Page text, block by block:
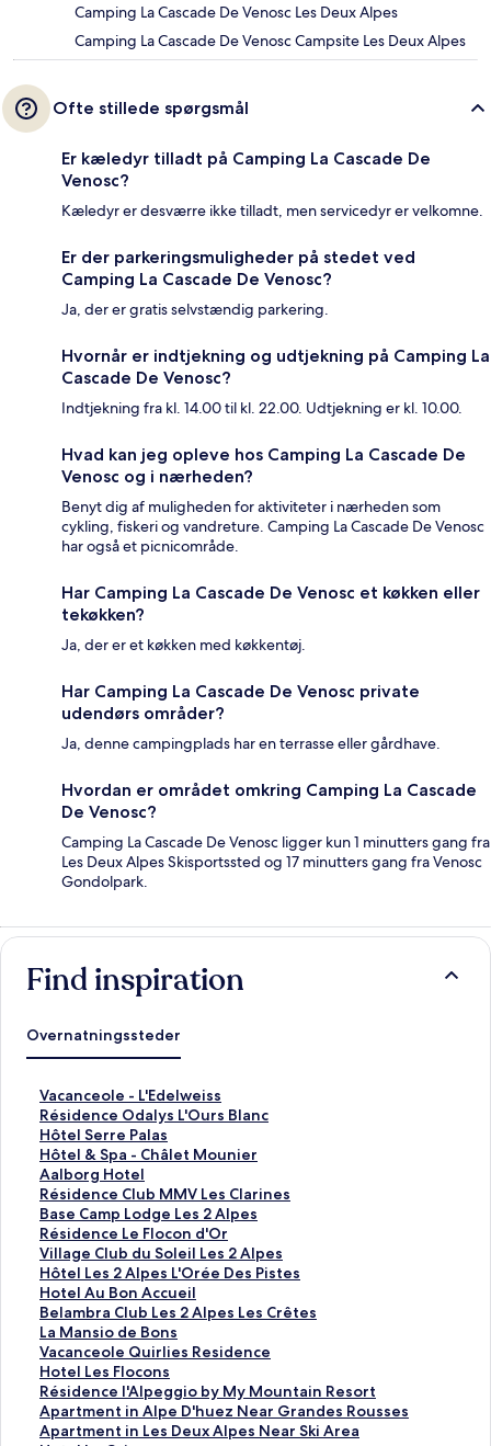
Camping La Cascade De Venosc Les Deux Alpes
Camping La Cascade De Venosc Campsite Les Deux Alpes
Ofte stillede spørgsmål
Er kæledyr tilladt på Camping La Cascade De
Venosc?
Kæledyr er desværre ikke tilladt, men servicedyr er velkomne.
Er der parkeringsmuligheder på stedet ved
Camping La Cascade De Venosc?
Ja, der er gratis selvstændig parkering.
Hvornår er indtjekning og udtjekning på Camping La
Cascade De Venosc?
Indtjekning fra kl. 14.00 til kl. 22.00. Udtjekning er kl. 10.00.
Hvad kan jeg opleve hos Camping La Cascade De
Venosc og i nærheden?
Benyt dig af muligheden for aktiviteter i nærheden som
cykling, fiskeri og vandreture. Camping La Cascade De Venosc
har også et picnicområde.
Har Camping La Cascade De Venosc et køkken eller
tekøkken?
Ja, der er et køkken med køkkentøj.
Har Camping La Cascade De Venosc private
udendørs områder?
Ja, denne campingplads har en terrasse eller gårdhave.
Hvordan er området omkring Camping La Cascade
De Venosc?
Camping La Cascade De Venosc ligger kun 1 minutters gang fra
Les Deux Alpes Skisportssted og 17 minutters gang fra Venosc
Gondolpark.
Find inspiration
Overnatningssteder
Vacanceole - L'Edelweiss
L
i
n
k
å
b
n
e
r
d
e
n
n
e
s
i
d
e
Résidence Odalys L'Ours Blanc
L
i
n
k
å
b
n
e
r
d
e
n
n
e
s
i
d
Hôtel Serre Palas
L
i
n
k
å
b
n
e
r
d
e
n
n
e
s
i
Hôtel & Spa - Châlet Mounier
L
i
n
k
å
b
n
e
r
d
e
n
n
e
s
Aalborg Hotel
L
i
n
k
å
b
n
e
r
d
e
n
n
e
Résidence Club MMV Les Clarines
L
i
n
k
å
b
n
e
r
d
e
n
n
Base Camp Lodge Les 2 Alpes
L
i
n
k
å
b
n
e
r
d
e
n
Résidence Le Flocon d'Or
L
i
n
k
å
b
n
e
r
d
e
Village Club du Soleil Les 2 Alpes
L
i
n
k
å
b
n
e
r
d
Hôtel Les 2 Alpes L'Orée Des Pistes
L
i
n
k
å
b
n
e
r
Hotel Au Bon Accueil
L
i
n
k
å
b
n
e
Belambra Club Les 2 Alpes Les Crêtes
L
i
n
k
å
b
n
La Mansio de Bons
L
i
n
k
å
b
Vacanceole Quirlies Residence
L
i
n
k
å
Hotel Les Flocons
L
i
n
k
Résidence l'Alpeggio by My Mountain Resort
L
i
n
Apartment in Alpe D'huez Near Grandes Rousses
L
iApartment in Les Deux Alpes Near Ski Area
L